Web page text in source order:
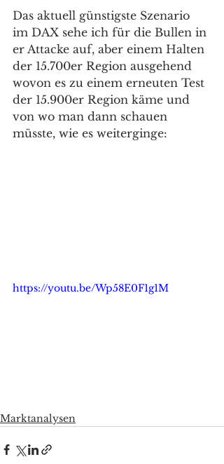
Das aktuell günstigste Szenario
im DAX sehe ich für die Bullen in
er Attacke auf, aber einem Halten
der 15.700er Region ausgehend
wovon es zu einem erneuten Test
der 15.900er Region käme und
von wo man dann schauen
müsste, wie es weiterginge:
https://youtu.be/Wp58E0F1g1M
Marktanalysen